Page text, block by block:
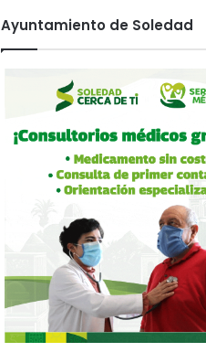
Ayuntamiento de Soledad